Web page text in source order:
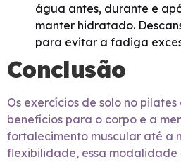
água antes, durante e
manter hidratado.
para evitar a fadiga
Conclusão
Os exercícios de solo no
benefícios para o corpo e a
fortalecimento muscular até a
flexibilidade, essa modalidade